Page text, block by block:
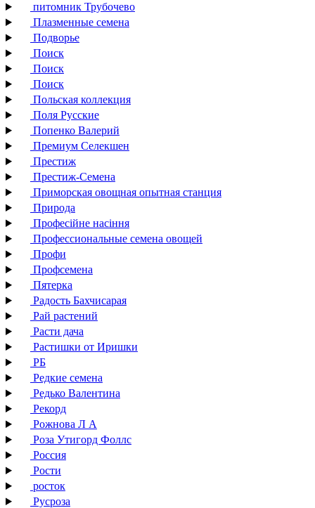
питомник Трубочево
Плазменные семена
Подворье
Поиск
Поиск
Поиск
Польская коллекция
Поля Русские
Попенко Валерий
Премиум Селекшен
Престиж
Престиж-Семена
Приморская овощная опытная станция
Природа
Професійне насіння
Профессиональные семена овощей
Профи
Профсемена
Пятерка
Радость Бахчисарая
Рай растений
Расти дача
Растишки от Иришки
РБ
Редкие семена
Редько Валентина
Рекорд
Рожнова Л А
Роза Утигорд Фоллс
Россия
Рости
росток
Русроза